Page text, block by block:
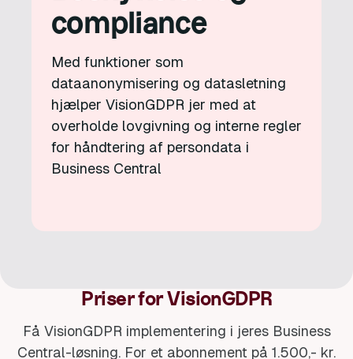
compliance
Med funktioner som
dataanonymisering og datasletning
hjælper VisionGDPR jer med at
overholde lovgivning og interne regler
for håndtering af persondata i
Business Central
Priser for VisionGDPR
Få VisionGDPR implementering i jeres Business
Central-løsning. For et abonnement på 1.500,- kr.